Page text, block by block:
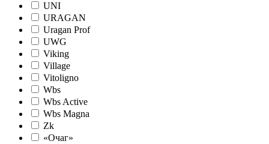
UNI
URAGAN
Uragan Prof
UWG
Viking
Village
Vitoligno
Wbs
Wbs Active
Wbs Magna
Zk
«Очаг»